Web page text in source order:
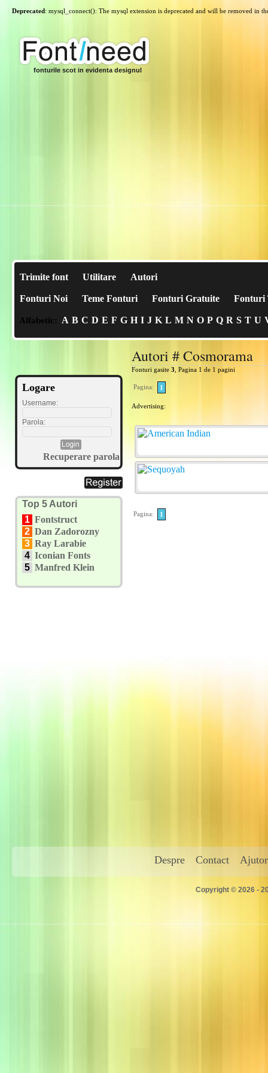
Deprecated: mysql_connect(): The mysql extension is deprecated and will be removed in
fonturile scot in evidenta designul
Trimite font Utilitare Autori
Fonturi Noi Teme Fonturi Fonturi Gratuite Fonturi
Alfabetic: A B C D E F G H I J K L M N O P Q R S T U
Logare
Username:
Parola:
Recuperare parola
Top 5 Autori
1 Fontstruct
2 Dan Zadorozny
3 Ray Larabie
4 Iconian Fonts
5 Manfred Klein
Autori # Cosmorama
Fonturi gasite 3 , Pagina 1 de 1 pagini
Pagina: 1
Advertising:
Pagina: 1
Despre Contact Ajutor
Copyright © 2026 -